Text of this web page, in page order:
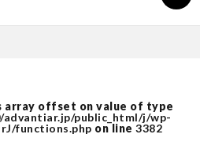
array offset on value of type
advantiar.jp/public_html/j/wp-
functions.php on line 3382